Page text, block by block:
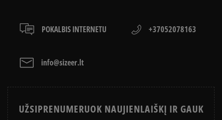
POKALBIS INTERNETU +37052078163
info@sizeer.lt
UŽSIPRENUMERUOK NAUJIENLAIŠKĮ IR GAUK